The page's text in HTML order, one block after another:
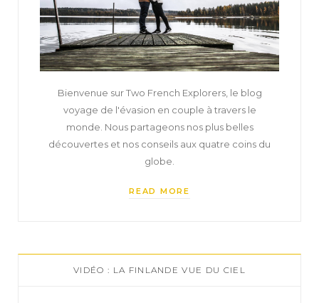
Bienvenue sur Two French Explorers, le blog
voyage de l'évasion en couple à travers le
monde. Nous partageons nos plus belles
découvertes et nos conseils aux quatre coins du
globe.
READ MORE
VIDÉO : LA FINLANDE VUE DU CIEL